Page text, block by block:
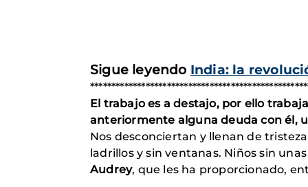
Sigue leyendo India: la
El trabajo es a destajo, por ello
anteriormente alguna deuda con él,
Nos desconciertan y llenan de
ladrillos y sin ventanas. Niños sin
Audrey, que les ha proporcionado,